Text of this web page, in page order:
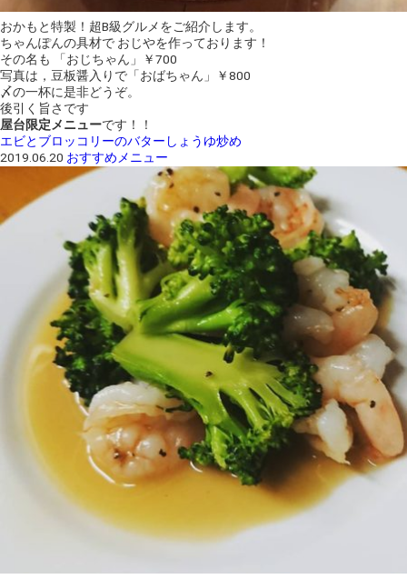
おかもと特製！超B級グルメをご紹介します。
ちゃんぽんの具材で おじやを作っております！
その名も 「おじちゃん」￥700
写真は，豆板醤入りで「おばちゃん」￥800
〆の一杯に是非どうぞ。
後引く旨さです
屋台限定メニューです！！
エビとブロッコリーのバターしょうゆ炒め
2019.06.20 おすすめメニュー